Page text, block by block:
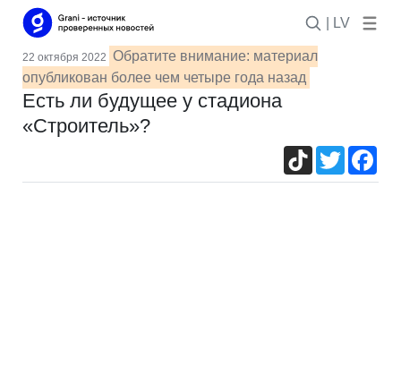
| LV
22 октября 2022 Обратите внимание: материал
опубликован более чем четыре года назад
Есть ли будущее у стадиона
«Строитель»?
TikTokTwitter